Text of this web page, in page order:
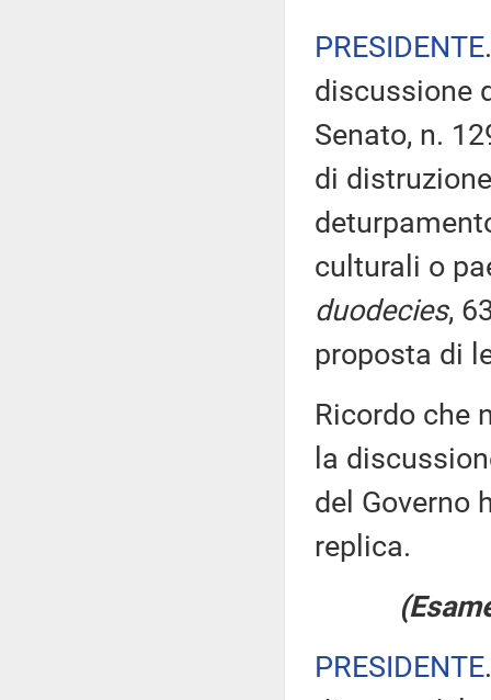
PRESIDENTE
discussione
Senato, n.
di
culturali o
duodecies,
proposta di
Ricordo che
la
del Governo
replica.
PRESIDENTE